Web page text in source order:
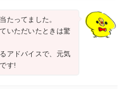
たってました。
いただいたときは驚
アドバイスで、元気
す!